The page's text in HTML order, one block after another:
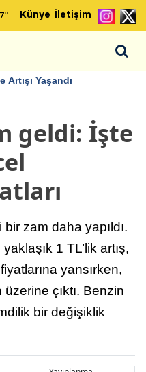
° Künye İletişim
Artışı Yaşandı
geldi: İşte
zam daha yapıldı.
1 TL’lik artış,
yansırken,
üzerine çıktı. Benzin
bir değişiklik